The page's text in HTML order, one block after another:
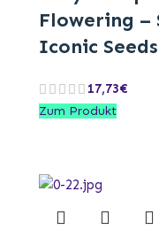
Flowering –
Iconic Seeds
17,73€
Zum Produkt